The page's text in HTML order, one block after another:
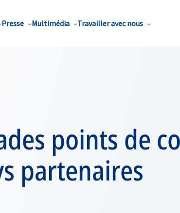
Presse Multimédia Travailler avec nous
points de
partenaires